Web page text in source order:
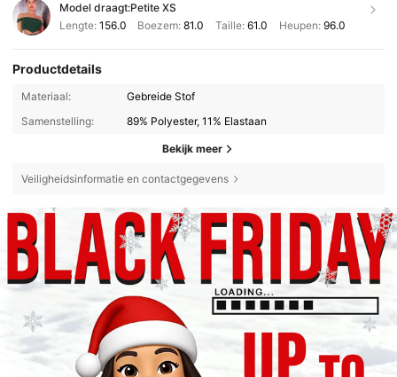
Model draagt:Petite XS
Lengte: 156.0 Boezem:81.0 Taille: 61.0 Heupen: 96.0
Productdetails
Materiaal:
Gebreide Stof
Samenstelling:
89% Polyester, 11% Elastaan
Bekijk meer
Veiligheidsinformatie en contactgegevens